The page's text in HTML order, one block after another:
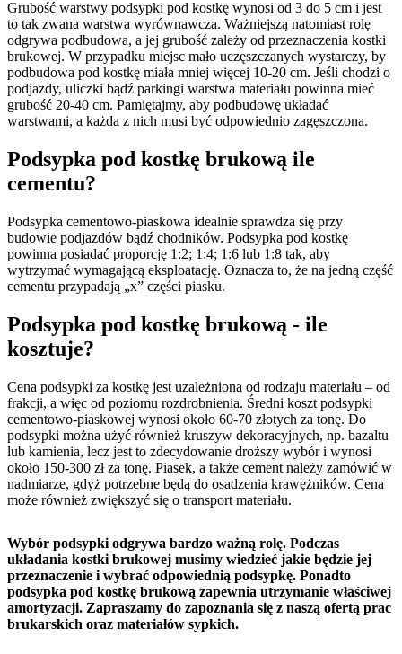
Grubość warstwy podsypki pod kostkę wynosi od 3 do 5 cm i jest
to tak zwana warstwa wyrównawcza. Ważniejszą natomiast rolę
odgrywa podbudowa, a jej grubość zależy od przeznaczenia kostki
brukowej. W przypadku miejsc mało uczęszczanych wystarczy, by
podbudowa pod kostkę miała mniej więcej 10-20 cm. Jeśli chodzi o
podjazdy, uliczki bądź parkingi warstwa materiału powinna mieć
grubość 20-40 cm. Pamiętajmy, aby podbudowę układać
warstwami, a każda z nich musi być odpowiednio zagęszczona.
Podsypka pod kostkę brukową ile
cementu?
Podsypka cementowo-piaskowa idealnie sprawdza się przy
budowie podjazdów bądź chodników. Podsypka pod kostkę
powinna posiadać proporcję 1:2; 1:4; 1:6 lub 1:8 tak, aby
wytrzymać wymagającą eksploatację. Oznacza to, że na jedną część
cementu przypadają „x” części piasku.
Podsypka pod kostkę brukową - ile
kosztuje?
Cena podsypki za kostkę jest uzależniona od rodzaju materiału – od
frakcji, a więc od poziomu rozdrobnienia. Średni koszt podsypki
cementowo-piaskowej wynosi około 60-70 złotych za tonę. Do
podsypki można użyć również kruszyw dekoracyjnych, np. bazaltu
lub kamienia, lecz jest to zdecydowanie droższy wybór i wynosi
około 150-300 zł za tonę. Piasek, a także cement należy zamówić w
nadmiarze, gdyż potrzebne będą do osadzenia krawężników. Cena
może również zwiększyć się o transport materiału.
Wybór podsypki odgrywa bardzo ważną rolę. Podczas
układania kostki brukowej musimy wiedzieć jakie będzie jej
przeznaczenie i wybrać odpowiednią podsypkę. Ponadto
podsypka pod kostkę brukową zapewnia utrzymanie właściwej
amortyzacji. Zapraszamy do zapoznania się z naszą ofertą prac
brukarskich oraz materiałów sypkich.